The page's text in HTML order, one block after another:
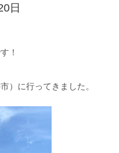
日
！
）に行ってきました。